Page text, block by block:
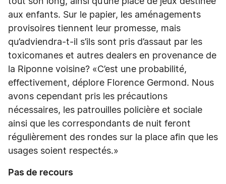
aux enfants. Sur le papier, les aménagements
provisoires tiennent leur promesse, mais
qu’adviendra-t-il s’ils sont pris d’assaut par les
toxicomanes et autres dealers en provenance de
la Riponne voisine? «C’est une probabilité,
effectivement, déplore Florence Germond. Nous
avons cependant pris les précautions
nécessaires, les patrouilles policière et sociale
ainsi que les correspondants de nuit feront
régulièrement des rondes sur la place afin que les
usages soient respectés.»
Pas de recours